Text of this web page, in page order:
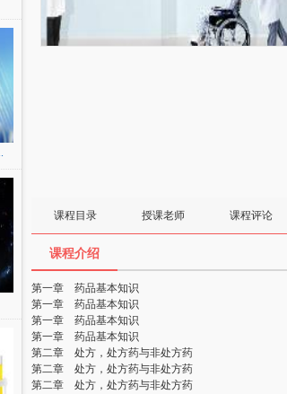
课程目录 授课老师 课程评论
课程介绍
第一章 药品基本知识
第一章 药品基本知识
第一章 药品基本知识
第一章 药品基本知识
第二章 处方，处方药与非处方药
第二章 处方，处方药与非处方药
第二章 处方，处方药与非处方药